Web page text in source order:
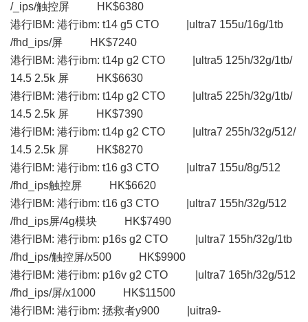
/_ips/触控屏 HK$6380
港行IBM: 港行ibm: t14 g5 CTO |ultra7 155u/16g/1tb
/fhd_ips/屏 HK$7240
港行IBM: 港行ibm: t14p g2 CTO |ultra5 125h/32g/1tb/
14.5 2.5k 屏 HK$6630
港行IBM: 港行ibm: t14p g2 CTO |ultra5 225h/32g/1tb/
14.5 2.5k 屏 HK$7390
港行IBM: 港行ibm: t14p g2 CTO |ultra7 255h/32g/512/
14.5 2.5k 屏 HK$8270
港行IBM: 港行ibm: t16 g3 CTO |ultra7 155u/8g/512
/fhd_ips触控屏 HK$6620
港行IBM: 港行ibm: t16 g3 CTO |ultra7 155h/32g/512
/fhd_ips屏/4g模块 HK$7490
港行IBM: 港行ibm: p16s g2 CTO |ultra7 155h/32g/1tb
/fhd_ips/触控屏/x500 HK$9900
港行IBM: 港行ibm: p16v g2 CTO |ultra7 165h/32g/512
/fhd_ips/屏/x1000 HK$11500
港行IBM: 港行ibm: 拯救者y900 |uitra9-